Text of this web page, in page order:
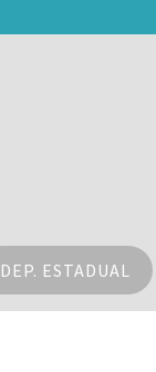
DEP. ESTADUAL